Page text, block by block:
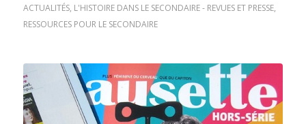
ACTUALITÉS, L'HISTOIRE DANS LE SECONDAIRE - REVUES ET PRESSE,
RESSOURCES POUR LE SECONDAIRE